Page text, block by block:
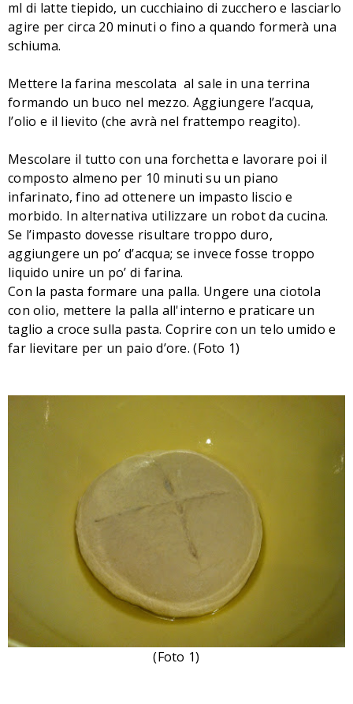
ml di latte tiepido, un cucchiaino di zucchero e lasciarlo
agire per circa 20 minuti o fino a quando formerà una
schiuma.
Mettere la farina mescolata al sale in una terrina
formando un buco nel mezzo. Aggiungere l’acqua,
l’olio e il lievito (che avrà nel frattempo reagito).
Mescolare il tutto con una forchetta e lavorare poi il
composto almeno per 10 minuti su un piano
infarinato, fino ad ottenere un impasto liscio e
morbido. In alternativa utilizzare un robot da cucina.
Se l’impasto dovesse risultare troppo duro,
aggiungere un po’ d’acqua; se invece fosse troppo
liquido unire un po’ di farina.
Con la pasta formare una palla. Ungere una ciotola
con olio, mettere la palla all'interno e praticare un
taglio a croce sulla pasta. Coprire con un telo umido e
far lievitare per un paio d’ore. (Foto 1)
(Foto 1)